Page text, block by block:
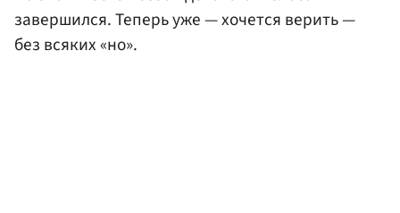
завершился. Теперь уже — хочется верить —
без всяких «но».